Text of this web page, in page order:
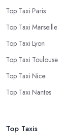
Top Taxi Paris
Top Taxi Marseille
Top Taxi Lyon
Top Taxi Toulouse
Top Taxi Nice
Top Taxi Nantes
Top Taxis